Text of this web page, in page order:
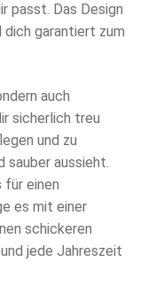
passt. Das Design
dich garantiert zum
auch
sicherlich treu
und zu
sauber aussieht.
für einen
es mit einer
schickeren
jede Jahreszeit